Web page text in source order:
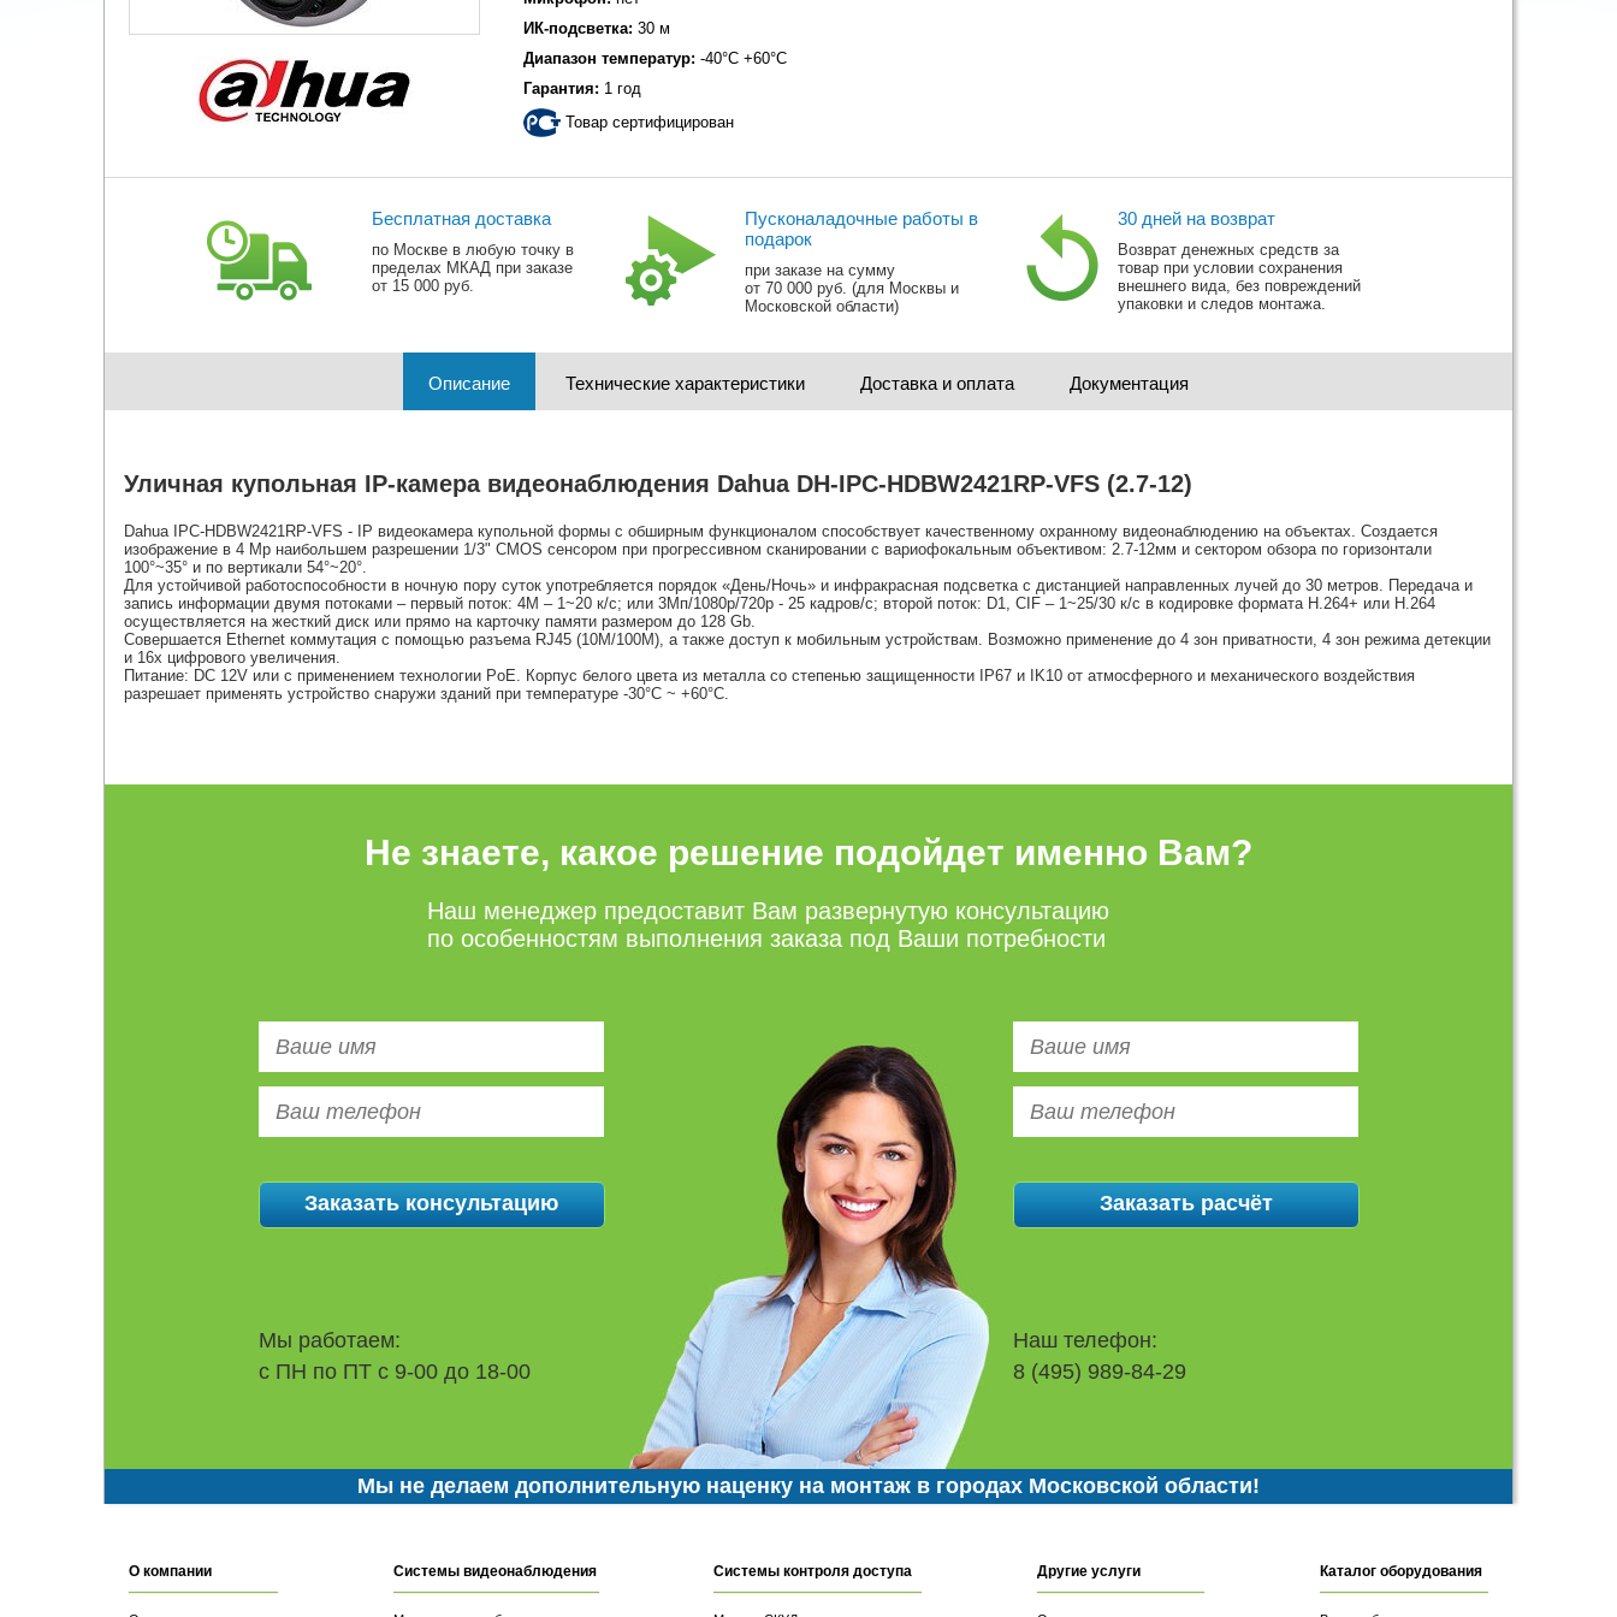
ИК-подсветка: 30 м
Диапазон температур: -40°C +60°C
Гарантия: 1 год
Товар сертифицирован
Бесплатная доставка
по Москве в любую точку в
пределах МКАД при заказе
от 15 000 руб.
Пусконаладочные работы в
подарок
при заказе на сумму
от 70 000 руб. (для Москвы и
Московской области)
30 дней на возврат
Возврат денежных средств за
товар при условии сохранения
внешнего вида, без повреждений
упаковки и следов монтажа.
Описание Технические характеристики Доставка и оплата Документация
Уличная купольная IP-камера видеонаблюдения Dahua DH-IPC-HDBW2421RP-VFS (2.7-12)
Dahua IPC-HDBW2421RP-VFS - IP видеокамера купольной формы с обширным функционалом способствует качественному охранному видеонаблюдению на объектах. Создается
изображение в 4 Mp наибольшем разрешении 1/3" CMOS сенсором при прогрессивном сканировании c вариофокальным объективом: 2.7-12мм и сектором обзора по горизонтали
100°~35° и по вертикали 54°~20°.
Для устойчивой работоспособности в ночную пору суток употребляется порядок «День/Ночь» и инфракрасная подсветка с дистанцией направленных лучей до 30 метров. Передача и
запись информации двумя потоками – первый поток: 4M – 1~20 к/с; или 3Мп/1080p/720p - 25 кадров/с; второй поток: D1, CIF – 1~25/30 к/с в кодировке формата H.264+ или H.264
осуществляется на жесткий диск или прямо на карточку памяти размером до 128 Gb.
Совершается Ethernet коммутация с помощью разъема RJ45 (10M/100M), а также доступ к мобильным устройствам. Возможно применение до 4 зон приватности, 4 зон режима детекции
и 16x цифрового увеличения.
Питание: DC 12V или с применением технологии PoE. Корпус белого цвета из металла со степенью защищенности IP67 и IK10 от атмосферного и механического воздействия
разрешает применять устройство снаружи зданий при температуре -30°C ~ +60°C.
Не знаете, какое решение подойдет именно Вам?
Наш менеджер предоставит Вам развернутую консультацию
по особенностям выполнения заказа под Ваши потребности
Мы работаем:
с ПН по ПТ с 9-00 до 18-00
Наш телефон:
8 (495) 989-84-29
Мы не делаем дополнительную наценку на монтаж в городах Московской области!
О компании Системы видеонаблюдения Системы контроля доступа Другие услуги Каталог оборудования